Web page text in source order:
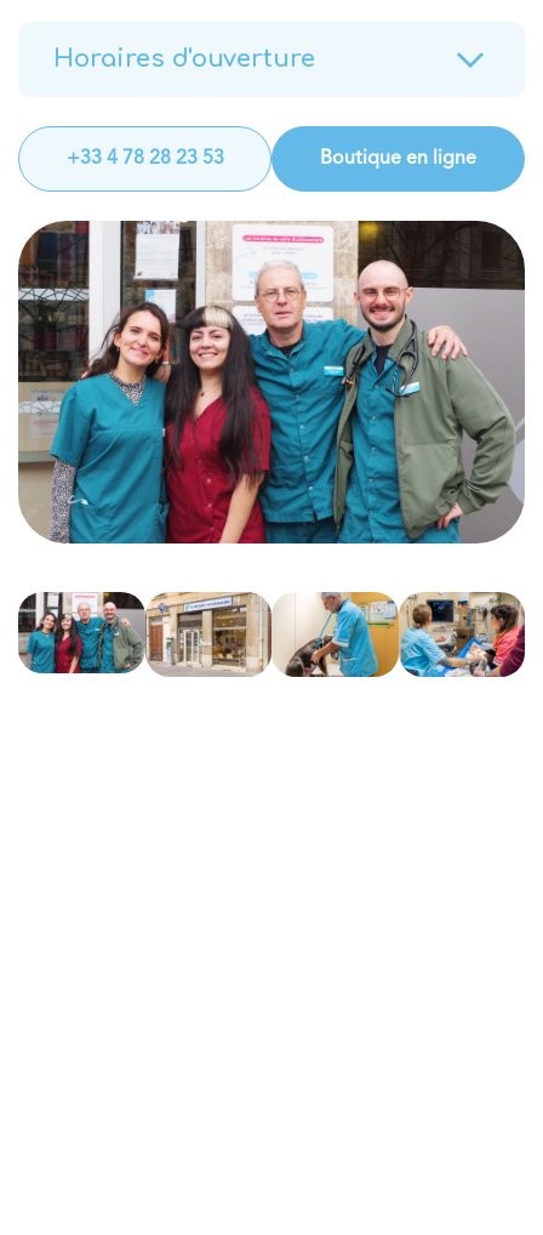
Horaires d'ouverture
+33 4 78 28 23 53 Boutique en ligne